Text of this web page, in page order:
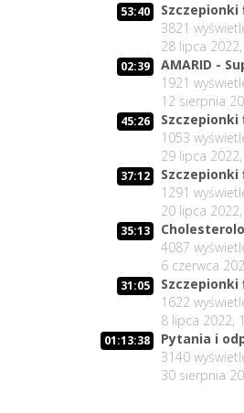
53:40
Szczepionki
3821
28 lipca
02:39
AMARID -
1921
12 sierpnia
45:26
Szczepionki
1053
29 lipca
37:12
Szczepionki
1291
20 lipca
35:13
4087
6 czerwca
31:05
Szczepionki
1622
8 lipca 2022,
01:13:38
Pytania i
3140
30 sierpnia